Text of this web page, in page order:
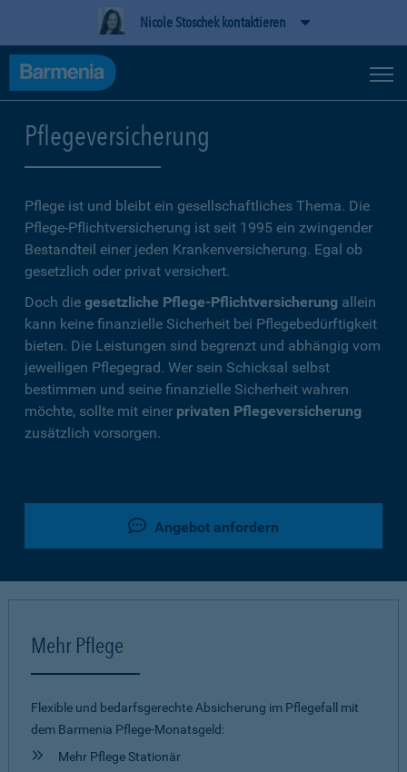
Nicole Stoschek kontaktieren
Pflegeversicherung
Pflege ist und bleibt ein gesellschaftliches Thema. Die
Pflege-Pflichtversicherung ist seit 1995 ein zwingender
Bestandteil einer jeden Krankenversicherung. Egal ob
gesetzlich oder privat versichert.
Doch die gesetzliche Pflege-Pflichtversicherung allein
kann keine finanzielle Sicherheit bei Pflegebedürftigkeit
bieten. Die Leistungen sind begrenzt und abhängig vom
jeweiligen Pflegegrad. Wer sein Schicksal selbst
bestimmen und seine finanzielle Sicherheit wahren
möchte, sollte mit einer privaten Pflegeversicherung
zusätzlich vorsorgen.
Angebot anfordern
Mehr Pflege
Flexible und bedarfsgerechte Absicherung im Pflegefall mit
dem Barmenia Pflege-Monatsgeld:
Mehr Pflege Stationär